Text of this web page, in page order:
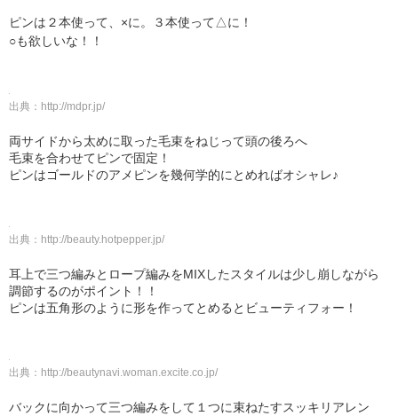
ピンは２本使って、×に。３本使って△に！
○も欲しいな！！
出典： http://mdpr.jp/
両サイドから太めに取った毛束をねじって頭の後ろへ
毛束を合わせてピンで固定！
ピンはゴールドのアメピンを幾何学的にとめればオシャレ♪
出典： http://beauty.hotpepper.jp/
耳上で三つ編みとロープ編みをMIXしたスタイルは少し崩しながら
調節するのがポイント！！
ピンは五角形のように形を作ってとめるとビューティフォー！
出典： http://beautynavi.woman.excite.co.jp/
バックに向かって三つ編みをして１つに束ねたすスッキリアレン